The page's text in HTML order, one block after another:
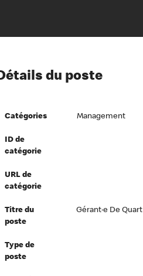
à l’égard de nos employés
directeurs
équité et inclusion
au travail
du poste
Catégories Management
ID de
catégorie
URL de
catégorie
Titre du
poste
Gérant·e De Quart
Type de
poste